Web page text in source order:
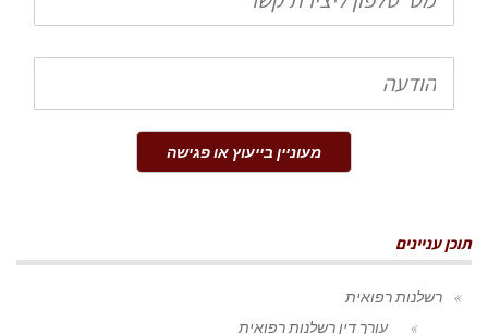
הודעה
מעוניין בייעוץ או פגישה
תוכן עניינים
רשלנות רפואית
עורך דין רשלנות רפואית